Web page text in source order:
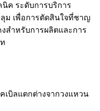
ค ระดับการบริการ
ม เพื่อการตัดสินใจที่ชาญ
สำหรับการผลิตและการ
เบิลแตกต่างจากวงแหวน